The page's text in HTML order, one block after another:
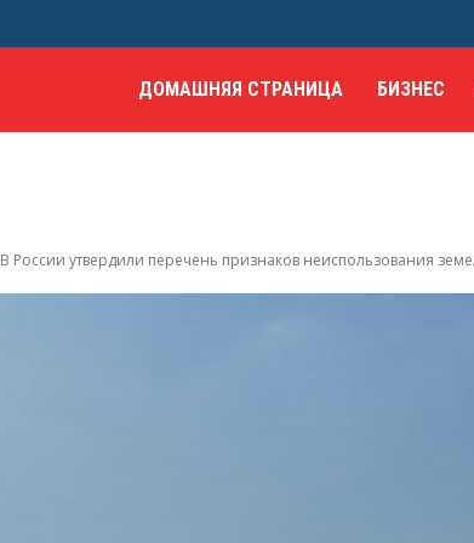
ДОМАШНЯЯ СТРАНИЦА БИЗНЕС
В России утвердили перечень признаков неиспользования